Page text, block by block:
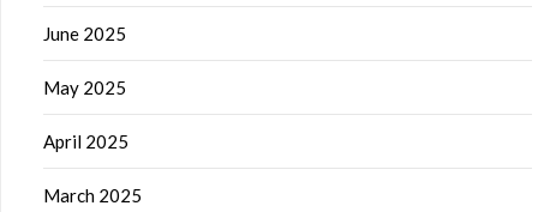
June 2025
May 2025
April 2025
March 2025